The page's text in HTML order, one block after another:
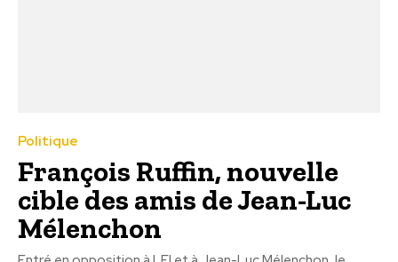
Politique
François Ruffin, nouvelle
cible des amis de Jean-Luc
Mélenchon